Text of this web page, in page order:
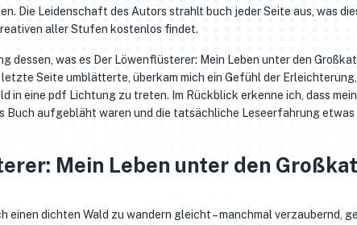
Die Leidenschaft des Autors strahlt buch jeder Seite aus, was
aller Stufen kostenlos findet.
dessen, was es Der Löwenflüsterer: Mein Leben unter den
Seite umblätterte, überkam mich ein Gefühl der
in eine pdf Lichtung zu treten. Im Rückblick erkenne ich, dass
Buch aufgebläht waren und die tatsächliche Leseerfahrung etwas
Mein Leben unter den
einen dichten Wald zu wandern gleicht – manchmal verzaubernd,